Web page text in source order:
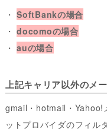
・SoftBankの場合
・docomoの場合
・auの場合
上記キャリア以外のメ
gmail・hotmail・Yahoo!
ットプロバイダのフィル